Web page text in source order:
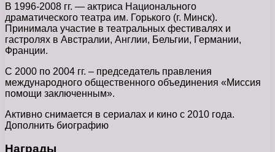
В 1996-2008 гг. — актриса Национального
драматического театра им. Горького (г. Минск).
Принимала участие в театральных фестивалях и
гастролях в Австралии, Англии, Бельгии, Германии,
Франции.
С 2000 по 2004 гг. – председатель правления
международного общественного объединения «Миссия
помощи заключенным».
Активно снимается в сериалах и кино с 2010 года.
Дополнить биографию
Награды